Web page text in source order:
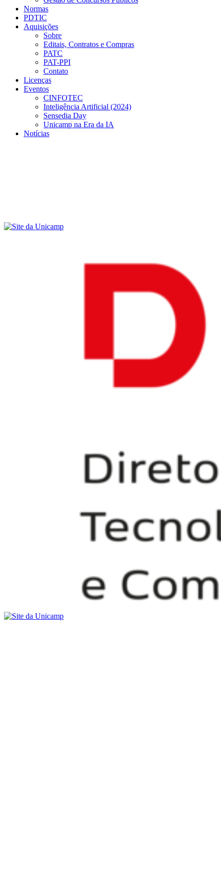
Normas
PDTIC
Aquisições
Sobre
Editais, Contratos e Compras
PATC
PAT-PPI
Contato
Licenças
Eventos
CINFOTEC
Inteligência Artificial (2024)
Sensedia Day
Unicamp na Era da IA
Notícias